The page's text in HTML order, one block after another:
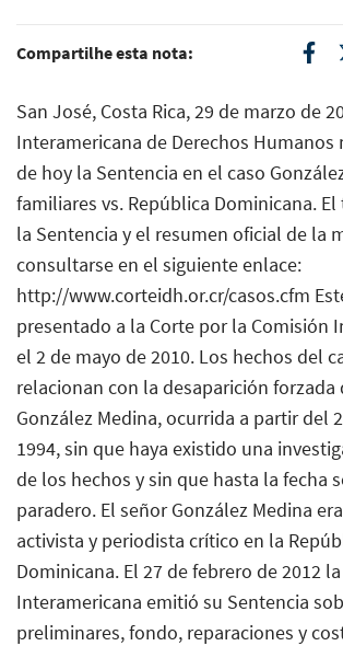
Compartilhe esta nota:
San José, Costa Rica, 29 de marzo de
Interamericana de Derechos Humanos
de hoy la Sentencia en el caso
familiares vs. República Dominicana.
la Sentencia y el resumen oficial de la
consultarse en el siguiente enlace:
http://www.corteidh.or.cr/casos.cfm
presentado a la Corte por la Comisión
el 2 de mayo de 2010. Los hechos del
relacionan con la desaparición forzada
González Medina, ocurrida a partir del
1994, sin que haya existido una
de los hechos y sin que hasta la fecha
paradero. El señor González Medina
activista y periodista crítico en la
Dominicana. El 27 de febrero de 2012
Interamericana emitió su Sentencia
preliminares, fondo, reparaciones y